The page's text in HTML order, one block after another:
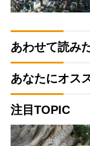
あわせて読み
あなたにオス
注目TOPIC